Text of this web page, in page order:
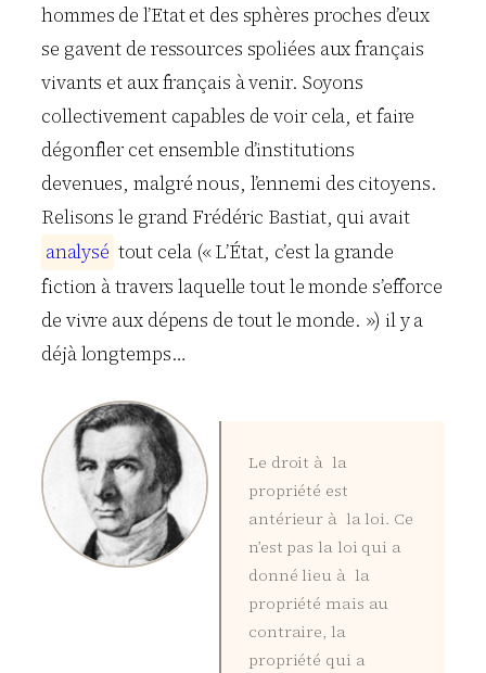
hommes de l’Etat et des sphères proches d’eux
se gavent de ressources spoliées aux français
vivants et aux français à venir. Soyons
collectivement capables de voir cela, et faire
dégonfler cet ensemble d’institutions
devenues, malgré nous, l’ennemi des citoyens.
Relisons le grand Frédéric Bastiat, qui avait
analysé tout cela (« L’État, c’est la grande
fiction à travers laquelle tout le monde s’efforce
de vivre aux dépens de tout le monde. ») il y a
déjà longtemps…
Le droit à la
propriété est
antérieur à la loi. Ce
n’est pas la loi qui a
donné lieu à la
propriété mais au
contraire, la
propriété qui a